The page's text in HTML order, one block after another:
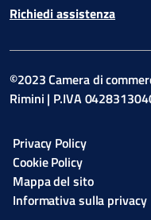
Richiedi assistenza
©2023 Camera di
Rimini | P.IVA
Privacy Policy
Cookie Policy
Mappa del sito
Informativa sulla privacy